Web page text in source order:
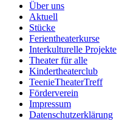
Über uns
Aktuell
Stücke
Ferientheaterkurse
Interkulturelle Projekte
Theater für alle
Kindertheaterclub
TeenieTheaterTreff
Förderverein
Impressum
Datenschutzerklärung